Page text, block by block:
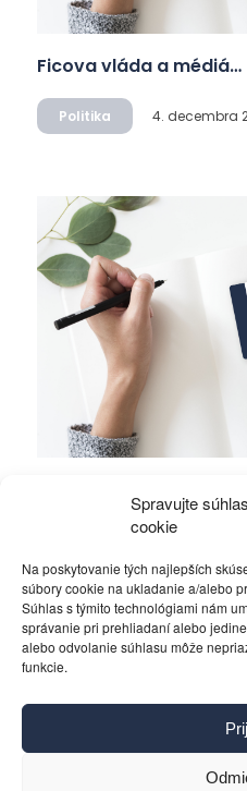
Spravujte
cookie
Na poskytovanie tých najlepších
súbory cookie na ukladanie a/alebo
Súhlas s týmito technológiami nám
správanie pri prehliadaní alebo
alebo odvolanie súhlasu môže
funkcie.
Ficova vláda a médiá…
Politika 4. decembra
Gerasimovom?
Politika 4. decembra
Pravidlá